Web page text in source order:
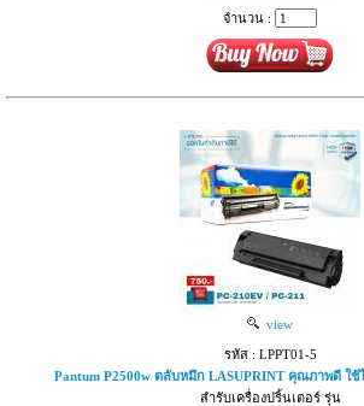
จำนวน :
view
รหัส : LPPT01-5
Pantum P2500w ตลับหมึก LASUPRINT คุณภาพดี ใช้
สำรับเครื่องปริ้นเตอร์ รุ่น